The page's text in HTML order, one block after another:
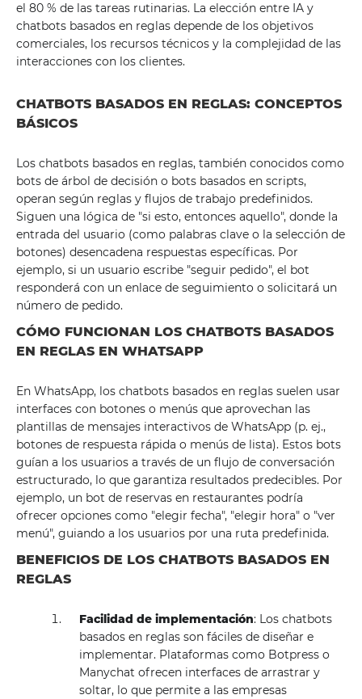
el 80 % de las tareas rutinarias. La elección entre IA y
chatbots basados ​​en reglas depende de los objetivos
comerciales, los recursos técnicos y la complejidad de las
interacciones con los clientes.
CHATBOTS BASADOS ​​EN REGLAS: CONCEPTOS
BÁSICOS
Los chatbots basados ​​en reglas, también conocidos como
bots de árbol de decisión o bots basados ​​en scripts,
operan según reglas y flujos de trabajo predefinidos.
Siguen una lógica de "si esto, entonces aquello", donde la
entrada del usuario (como palabras clave o la selección de
botones) desencadena respuestas específicas. Por
ejemplo, si un usuario escribe "seguir pedido", el bot
responderá con un enlace de seguimiento o solicitará un
número de pedido.
CÓMO FUNCIONAN LOS CHATBOTS BASADOS ​​
EN REGLAS EN WHATSAPP
En WhatsApp, los chatbots basados ​​en reglas suelen usar
interfaces con botones o menús que aprovechan las
plantillas de mensajes interactivos de WhatsApp (p. ej.,
botones de respuesta rápida o menús de lista). Estos bots
guían a los usuarios a través de un flujo de conversación
estructurado, lo que garantiza resultados predecibles. Por
ejemplo, un bot de reservas en restaurantes podría
ofrecer opciones como "elegir fecha", "elegir hora" o "ver
menú", guiando a los usuarios por una ruta predefinida.
BENEFICIOS DE LOS CHATBOTS BASADOS ​​EN
REGLAS
Facilidad de implementación: Los chatbots
basados ​​en reglas son fáciles de diseñar e
implementar. Plataformas como Botpress o
Manychat ofrecen interfaces de arrastrar y
soltar, lo que permite a las empresas